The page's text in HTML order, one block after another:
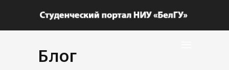
Блог